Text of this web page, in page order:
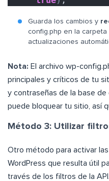
Guarda los cambios y
config.php en la carpeta
actualizaciones
Nota: El archivo wp-
principales y críticos de tu
y contraseñas de la base de
puede bloquear tu sitio, así
Método 3: Utilizar
Otro método para activar
WordPress que resulta útil
través de los filtros de la